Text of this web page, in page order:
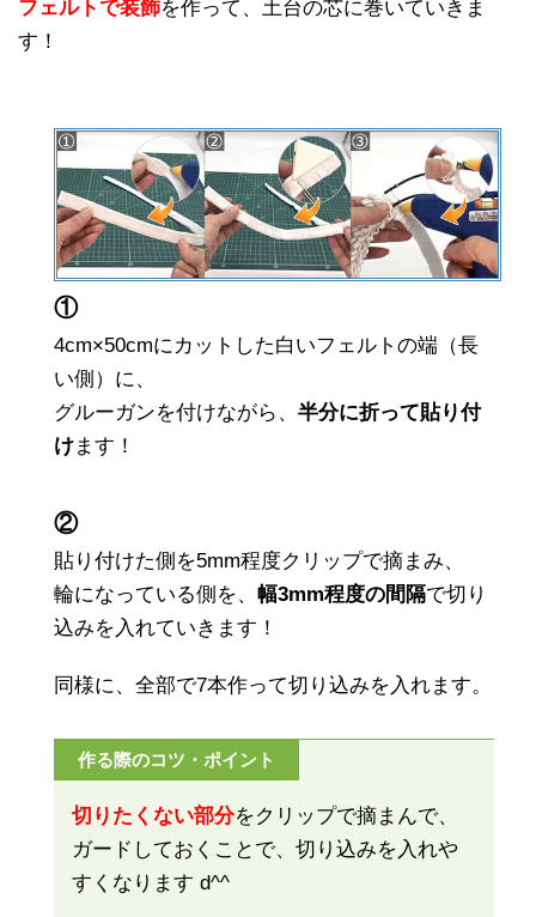
フェルトで装飾を作って、土台の芯に巻いていきま
す！
①
4cm×50cmにカットした白いフェルトの端（長
い側）に、
グルーガンを付けながら、 半分に折って貼り付
けます！
②
貼り付けた側を5mm程度クリップで摘まみ、
輪になっている側を、 幅3mm程度の間隔で切り
込みを入れていきます！
同様に、全部で7本作って切り込みを入れます。
作る際のコツ・ポイント
切りたくない部分をクリップで摘まんで、
ガードしておくことで、切り込みを入れや
すくなります d^^